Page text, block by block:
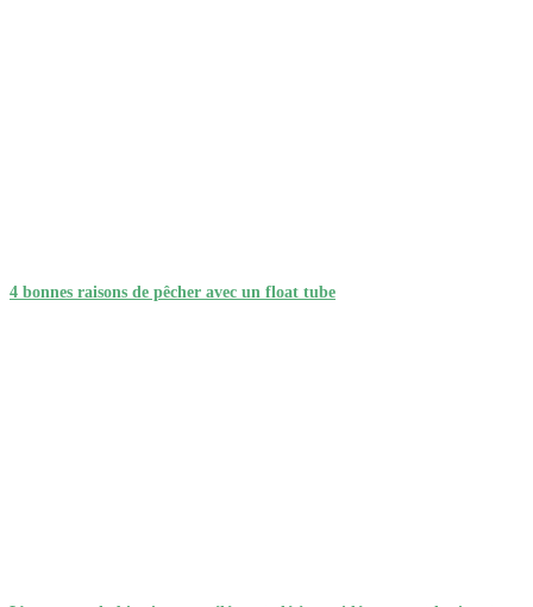
4 bonnes raisons de pêcher avec un float tube